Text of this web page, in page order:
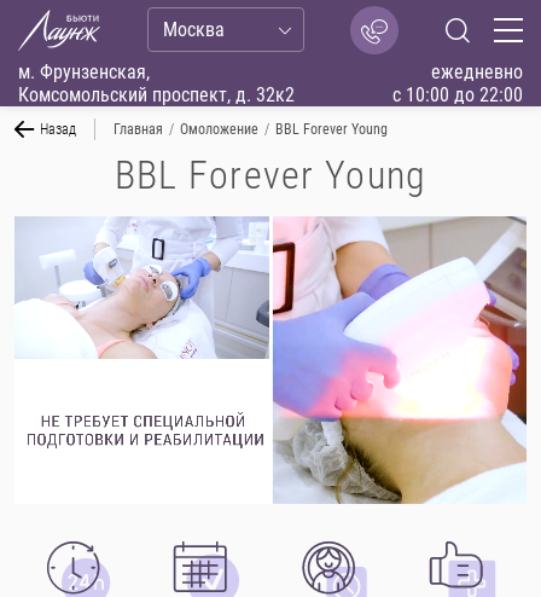
м. Фрунзенская,
Комсомольский проспект, д. 32к2
ежедневно
с 10:00 до 22:00
Москва
Назад Главная / Омоложение / BBL Forever Young
BBL Forever Young